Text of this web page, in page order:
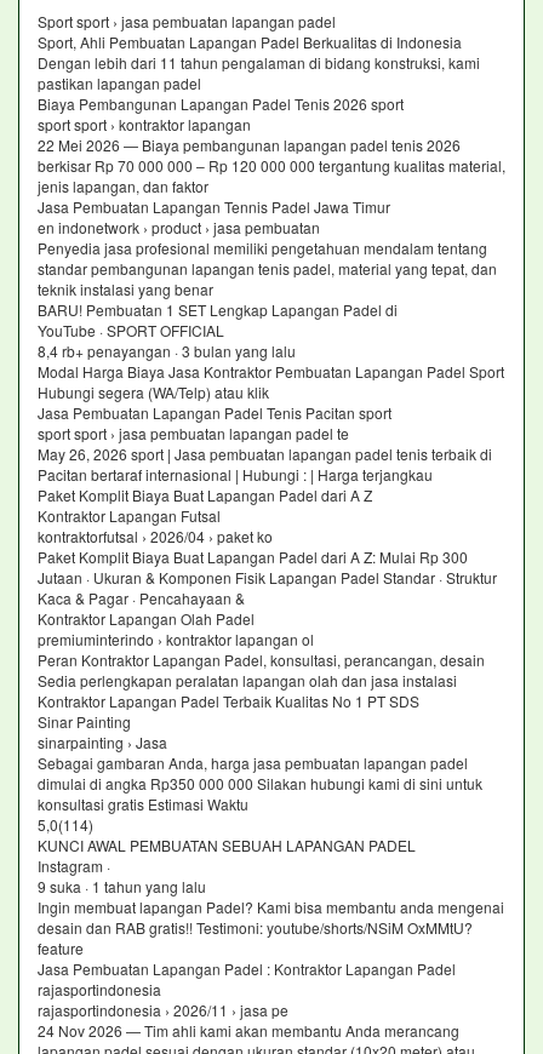
Sport sport › jasa pembuatan lapangan padel
Sport, Ahli Pembuatan Lapangan Padel Berkualitas di Indonesia
Dengan lebih dari 11 tahun pengalaman di bidang konstruksi, kami
pastikan lapangan padel
Biaya Pembangunan Lapangan Padel Tenis 2026 sport
sport sport › kontraktor lapangan
22 Mei 2026 — Biaya pembangunan lapangan padel tenis 2026
berkisar Rp 70 000 000 – Rp 120 000 000 tergantung kualitas material,
jenis lapangan, dan faktor
Jasa Pembuatan Lapangan Tennis Padel Jawa Timur
en indonetwork › product › jasa pembuatan
Penyedia jasa profesional memiliki pengetahuan mendalam tentang
standar pembangunan lapangan tenis padel, material yang tepat, dan
teknik instalasi yang benar
BARU! Pembuatan 1 SET Lengkap Lapangan Padel di
YouTube · SPORT OFFICIAL
8,4 rb+ penayangan · 3 bulan yang lalu
Modal Harga Biaya Jasa Kontraktor Pembuatan Lapangan Padel Sport
Hubungi segera (WA/Telp) atau klik
Jasa Pembuatan Lapangan Padel Tenis Pacitan sport
sport sport › jasa pembuatan lapangan padel te
May 26, 2026 sport | Jasa pembuatan lapangan padel tenis terbaik di
Pacitan bertaraf internasional | Hubungi : | Harga terjangkau
Paket Komplit Biaya Buat Lapangan Padel dari A Z
Kontraktor Lapangan Futsal
kontraktorfutsal › 2026/04 › paket ko
Paket Komplit Biaya Buat Lapangan Padel dari A Z: Mulai Rp 300
Jutaan · Ukuran & Komponen Fisik Lapangan Padel Standar · Struktur
Kaca & Pagar · Pencahayaan &
Kontraktor Lapangan Olah Padel
premiuminterindo › kontraktor lapangan ol
Peran Kontraktor Lapangan Padel, konsultasi, perancangan, desain
Sedia perlengkapan peralatan lapangan olah dan jasa instalasi
Kontraktor Lapangan Padel Terbaik Kualitas No 1 PT SDS
Sinar Painting
sinarpainting › Jasa
Sebagai gambaran Anda, harga jasa pembuatan lapangan padel
dimulai di angka Rp350 000 000 Silakan hubungi kami di sini untuk
konsultasi gratis Estimasi Waktu
5,0(114)
KUNCI AWAL PEMBUATAN SEBUAH LAPANGAN PADEL
Instagram ·
9 suka · 1 tahun yang lalu
Ingin membuat lapangan Padel? Kami bisa membantu anda mengenai
desain dan RAB gratis!! Testimoni: youtube/shorts/NSiM OxMMtU?
feature
Jasa Pembuatan Lapangan Padel : Kontraktor Lapangan Padel
rajasportindonesia
rajasportindonesia › 2026/11 › jasa pe
24 Nov 2026 — Tim ahli kami akan membantu Anda merancang